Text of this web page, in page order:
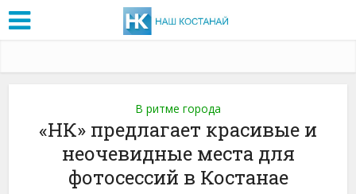
В ритме города
«НК» предлагает красивые и
неочевидные места для
фотосессий в Костанае